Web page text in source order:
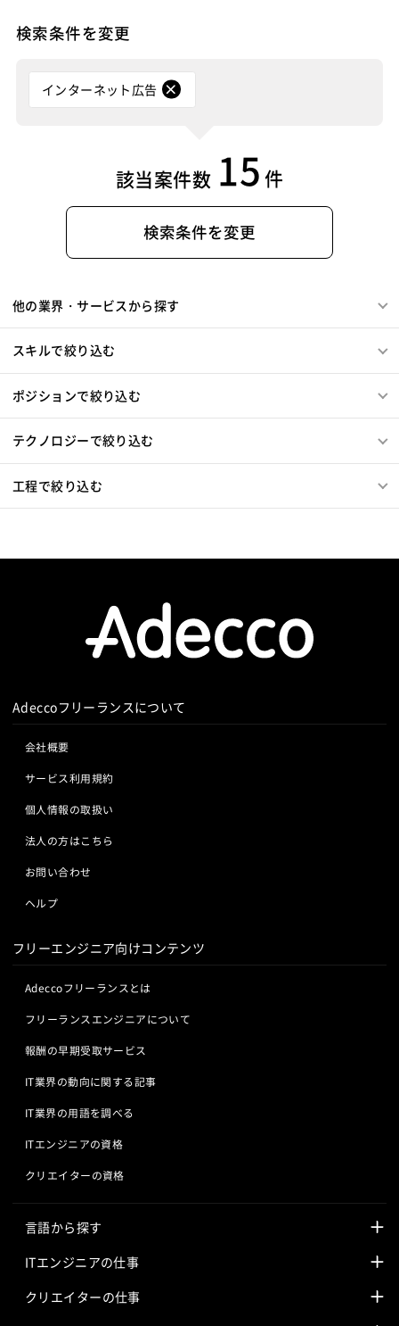
検索条件を変更
インターネット広告
該当案件数 15 件
検索条件を変更
他の業界・サービスから探す
スキルで絞り込む
ポジションで絞り込む
テクノロジーで絞り込む
工程で絞り込む
Adeccoフリーランスについて
会社概要
サービス利用規約
個人情報の取扱い
法人の方はこちら
お問い合わせ
ヘルプ
フリーエンジニア向けコンテンツ
Adeccoフリーランスとは
フリーランスエンジニアについて
報酬の早期受取サービス
IT業界の動向に関する記事
IT業界の用語を調べる
ITエンジニアの資格
クリエイターの資格
言語から探す
Javaの求人
PHPの求人
ITエンジニアの仕事
LAMPエンジニア
クリエイターの仕事